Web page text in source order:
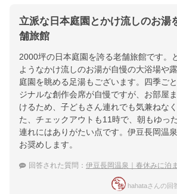
立派な日本庭園とかけ流しのお湯
舗旅館
2000坪の日本庭園を誇る老舗旅館です。
ようなかけ流しのお湯が自慢の大浴場や
庭園を眺める足湯もございます。四季ご
ジナルな創作会席が自慢ですが、お部屋
けるため、子どもさん連れでも気兼ねな
た、チェックアウトも11時で、朝もゆっ
連れにはありがたい点です。伊豆長岡温
お奨めします。
回答された質問： 伊豆長岡温泉｜春休みに泊まりたい！
hahataさんの回